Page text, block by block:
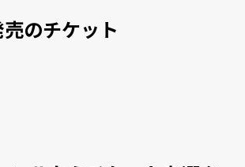
のチケット